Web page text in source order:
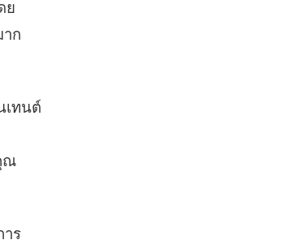
ย
ก
เทนต์
ณ
าร